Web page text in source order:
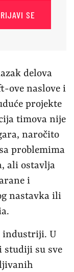
SE
delova
ove naslove i
projekte
timova nije
naročito
problemima
ali ostavlja
i
nastavka ili
industriji. U
studiji su sve